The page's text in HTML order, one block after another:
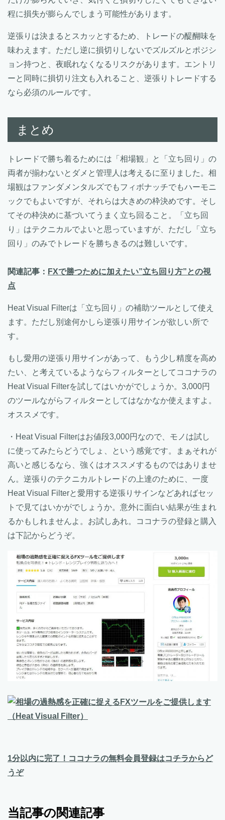
程に損失が膨らんでしまう可能性があります。
逆張りは決まるとスカッとするため、トレードの醍醐味を
味わえます。ただし逆に損切りしないでズルズルとポジシ
ョン持つと、夜眠れなくなるリスクがあります。エントリ
ーと同時に損切り注文も入れること、逆張りトレードする
なら必須のルールです。
まとめ
トレードで勝ち着るためには「相場観」と「立ち回り」の
両者が揃わないとダメと管理人は考えるに至りました。相
場観はファンダメンタルズでもフィボナッチでもハーモニ
ックでもよいですが、それらは大きめの枠決めです。そし
てその枠決めに基づいてうまく立ち回ること。「立ち回
り」はテクニカルでよいと思っていますが、ただし「立ち
回り」のみでトレードを勝ちきるのは難しいです。
関連記事： FXで勝つために加えたい”立ち回り方”との視
点
Heat Visual Filterは「立ち回り」の補助ツールとして使え
ます。ただし別途何かしら逆張り用サインが欲しい所で
す。
もし愛用の逆張り用サインがあって、もう少し精度を高め
たい、と考えているようならフィルターとしてココナラの
Heat Visual Filterを試してはいかがでしょうか。3,000円
のツールながらフィルターとしてはなかなか使えますよ。
オススメです。
・Heat Visual Filterはお値段3,000円なので、モノは試し
に使ってみたらどうでしょ、という感覚です。まぁそれが
高いと感じるなら、強くはオススメするものではありませ
ん。逆張りのテクニカルトレードの上達のために、一度
Heat Visual Filterと愛用する逆張りサインなどあればセッ
トで見てはいかがでしょうか。意外に面白い結果が生まれ
るかもしれませんよ。お試しあれ。ココナラの登録と購入
は下記からどうぞ。
1分以内に完了！ココナラの無料会員登録はコチラからど
うぞ
当記事の関連記事